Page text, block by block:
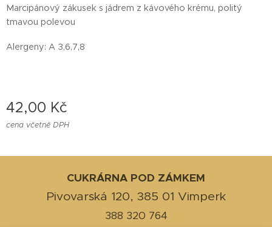
Marcipánový zákusek s jádrem z kávového krému, politý
tmavou polevou
Alergeny: A 3,6,7,8
42,00 Kč
cena včetně DPH
CUKRÁRNA POD ZÁMKEM
Pivovarská 120, 385 01 Vimperk
388 320 764